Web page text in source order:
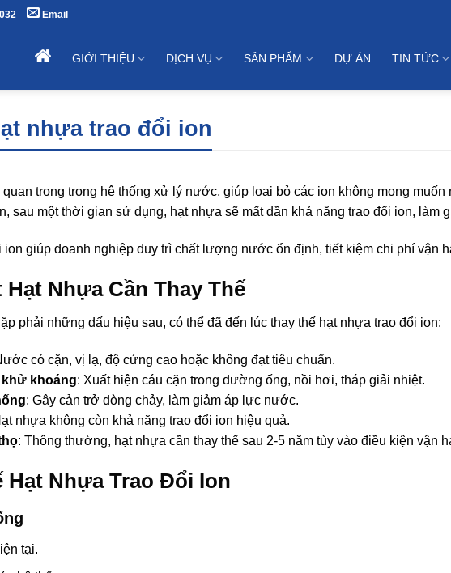
Email
GIỚI THIỆU DỊCH VỤ SẢN PHẨM DỰ ÁN TIN TỨC
nhựa trao đổi ion
trọng trong hệ thống xử lý nước, giúp loại bỏ các ion không mong
sau một thời gian sử dụng, hạt nhựa sẽ mất dần khả năng trao đổi ion, làm
ion giúp doanh nghiệp duy trì chất lượng nước ổn định, tiết kiệm chi phí vận
Nhựa Cần Thay Thế
phải những dấu hiệu sau, có thể đã đến lúc thay thế hạt nhựa trao đổi ion:
có cặn, vị lạ, độ cứng cao hoặc không đạt tiêu chuẩn.
khử khoáng: Xuất hiện cáu cặn trong đường ống, nồi hơi, tháp giải nhiệt.
: Gây cản trở dòng chảy, làm giảm áp lực nước.
nhựa không còn khả năng trao đổi ion hiệu quả.
: Thông thường, hạt nhựa cần thay thế sau 2-5 năm tùy vào điều kiện vận
Hạt Nhựa Trao Đổi Ion
tại.